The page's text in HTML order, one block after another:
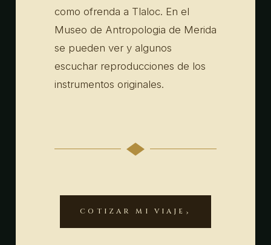
como ofrenda a Tlaloc. En el
Museo de Antropologia de Merida
se pueden ver y algunos
escuchar reproducciones de los
instrumentos originales.
COTIZAR MI VIAJE